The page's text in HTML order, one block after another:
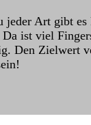
jeder Art gibt es
ist viel
Den Zielwert